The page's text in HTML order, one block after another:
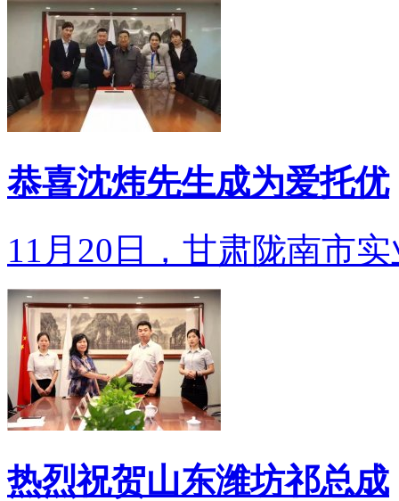
恭喜沈炜先生成为爱托优
11月20日，甘肃陇南市
热烈祝贺山东潍坊祁总成